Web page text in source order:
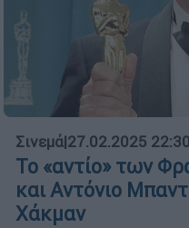
Σινεμά|27.02.2025 22:30
Το «αντίο» των
και Αντόνιο
Χάκμαν